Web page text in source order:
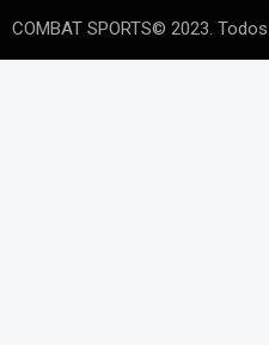
COMBAT SPORTS© 2023.